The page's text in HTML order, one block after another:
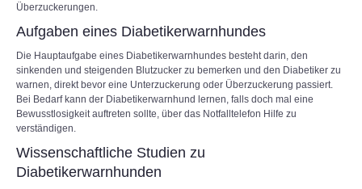
Überzuckerungen.
Aufgaben eines Diabetikerwarnhundes
Die Hauptaufgabe eines Diabetikerwarnhundes besteht darin, den
sinkenden und steigenden Blutzucker zu bemerken und den Diabetiker zu
warnen, direkt bevor eine Unterzuckerung oder Überzuckerung passiert.
Bei Bedarf kann der Diabetikerwarnhund lernen, falls doch mal eine
Bewusstlosigkeit auftreten sollte, über das Notfalltelefon Hilfe zu
verständigen.
Wissenschaftliche Studien zu
Diabetikerwarnhunden